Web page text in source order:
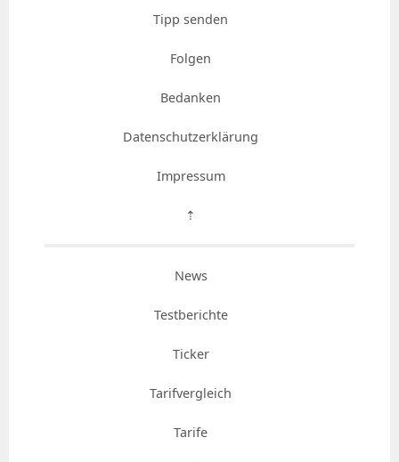
Tipp senden
Folgen
Bedanken
Datenschutzerklärung
Impressum
⇡
News
Testberichte
Ticker
Tarifvergleich
Tarife